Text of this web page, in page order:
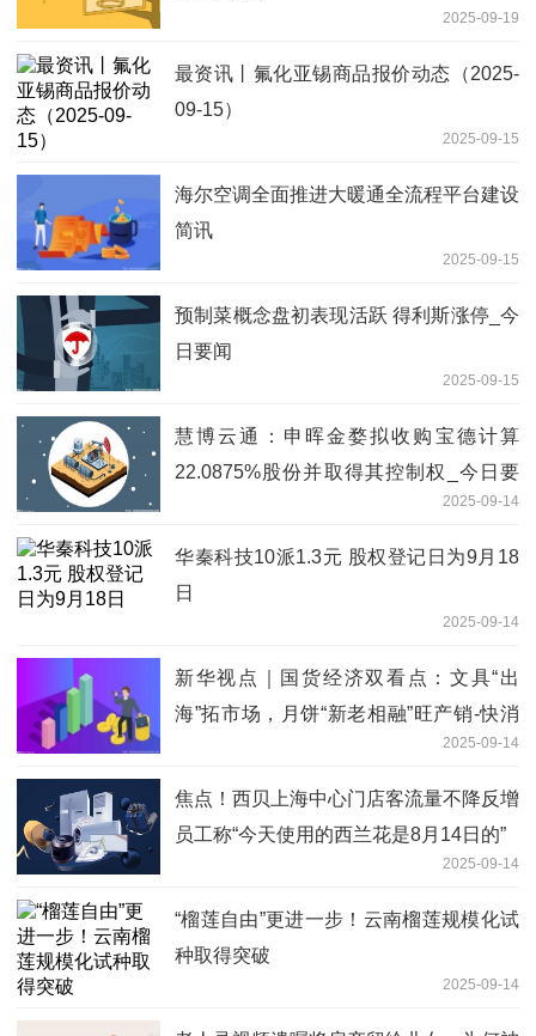
2025-09-19
最资讯丨氟化亚锡商品报价动态（2025-
09-15）
2025-09-15
海尔空调全面推进大暖通全流程平台建设
简讯
2025-09-15
预制菜概念盘初表现活跃 得利斯涨停_今
日要闻
2025-09-15
慧博云通：申晖金婺拟收购宝德计算
22.0875%股份并取得其控制权_今日要
2025-09-14
华秦科技10派1.3元 股权登记日为9月18
日
2025-09-14
新华视点｜国货经济双看点：文具“出
海”拓市场，月饼“新老相融”旺产销-快消
2025-09-14
焦点！西贝上海中心门店客流量不降反增
员工称“今天使用的西兰花是8月14日的”
2025-09-14
“榴莲自由”更进一步！云南榴莲规模化试
种取得突破
2025-09-14